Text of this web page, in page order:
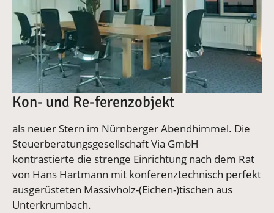
Kon- und Re-ferenzobjekt
als neuer Stern im Nürnberger Abendhimmel. Die
Steuerberatungsgesellschaft Via GmbH
kontrastierte die strenge Einrichtung nach dem Rat
von Hans Hartmann mit konferenztechnisch perfekt
ausgerüsteten Massivholz-(Eichen-)tischen aus
Unterkrumbach.